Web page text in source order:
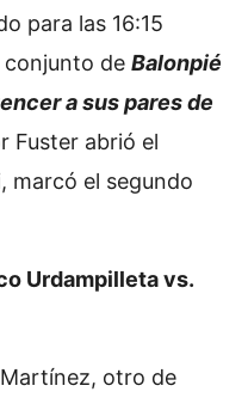
para las 16:15
conjunto de Balonpié
a sus pares de
Fuster abrió el
marcó el segundo
Urdampilleta vs.
otro de